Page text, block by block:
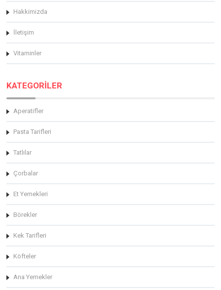
Hakkimizda
İletişim
Vitaminler
KATEGORİLER
Aperatifler
Pasta Tarifleri
Tatlılar
Çorbalar
Et Yemekleri
Börekler
Kek Tarifleri
Köfteler
Ana Yemekler